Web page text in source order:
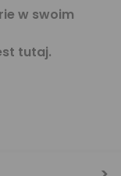
w swoim
tutaj.